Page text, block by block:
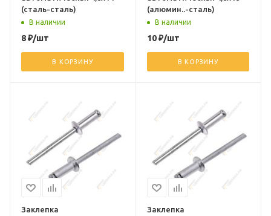
(сталь-сталь)
В наличии
8₽/шт
В КОРЗИНУ
(алюмин..-сталь)
В наличии
10₽/шт
В КОРЗИНУ
Заклепка
Заклепка